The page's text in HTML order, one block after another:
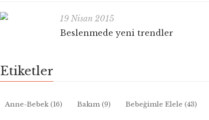
19 Nisan 2015
Beslenmede yeni trendler
Etiketler
Anne-Bebek(16) Bakım(9) Bebeğimle Elele (43)